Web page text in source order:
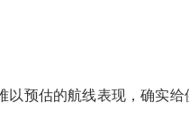
预估的航线表现，确实